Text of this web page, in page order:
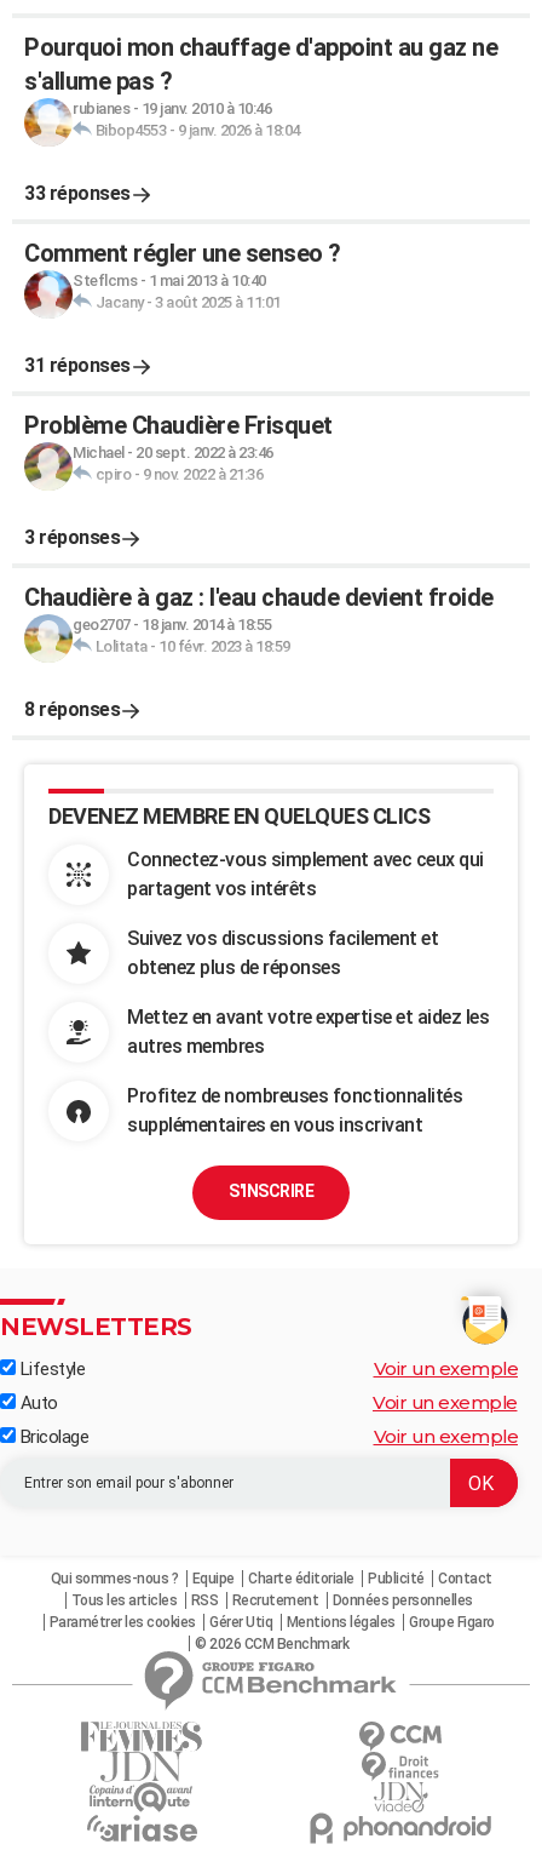
Pourquoi mon chauffage d'appoint au gaz ne
s'allume pas ?
rubianes- 19 janv. 2010 à 10:46
Bibop4553- 9 janv. 2026 à 18:04
33 réponses
Comment régler une senseo ?
Steflcms- 1 mai 2013 à 10:40
Jacany- 3 août 2025 à 11:01
31 réponses
Problème Chaudière Frisquet
Michael - 20 sept. 2022 à 23:46
cpiro- 9 nov. 2022 à 21:36
3 réponses
Chaudière à gaz : l'eau chaude devient froide
geo2707- 18 janv. 2014 à 18:55
Lolitata- 10 févr. 2023 à 18:59
8 réponses
DEVENEZ MEMBRE EN QUELQUES CLICS
Connectez-vous simplement avec ceux qui
partagent vos intérêts
Suivez vos discussions facilement et
obtenez plus de réponses
Mettez en avant votre expertise et aidez les
autres membres
Profitez de nombreuses fonctionnalités
supplémentaires en vous inscrivant
S'INSCRIRE
NEWSLETTERS
Lifestyle Voir un exemple
Auto Voir un exemple
Bricolage Voir un exemple
Qui sommes-nous ? Equipe Charte éditoriale Publicité
Contact
Tous les articles
RSS Recrutement
Données personnelles
Paramétrer les cookies
Gérer Utiq Mentions légales
Groupe Figaro
© 2026 CCM Benchmark